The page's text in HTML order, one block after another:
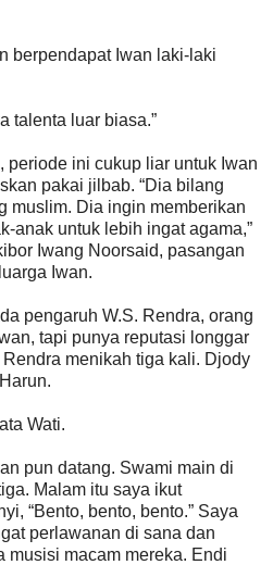
berpendapat Iwan laki-laki
talenta luar biasa.”
periode ini cukup liar untuk Iwan
pakai jilbab. “Dia bilang
muslim. Dia ingin memberikan
anak untuk lebih ingat agama,”
Iwang Noorsaid, pasangan
Iwan.
pengaruh W.S. Rendra, orang
tapi punya reputasi longgar
menikah tiga kali. Djody
Wati.
pun datang. Swami main di
Malam itu saya ikut
“Bento, bento, bento.” Saya
perlawanan di sana dan
musisi macam mereka. Endi